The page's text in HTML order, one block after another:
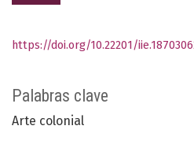
Palabras clave
Arte colonial
https://doi.org/10.22201/